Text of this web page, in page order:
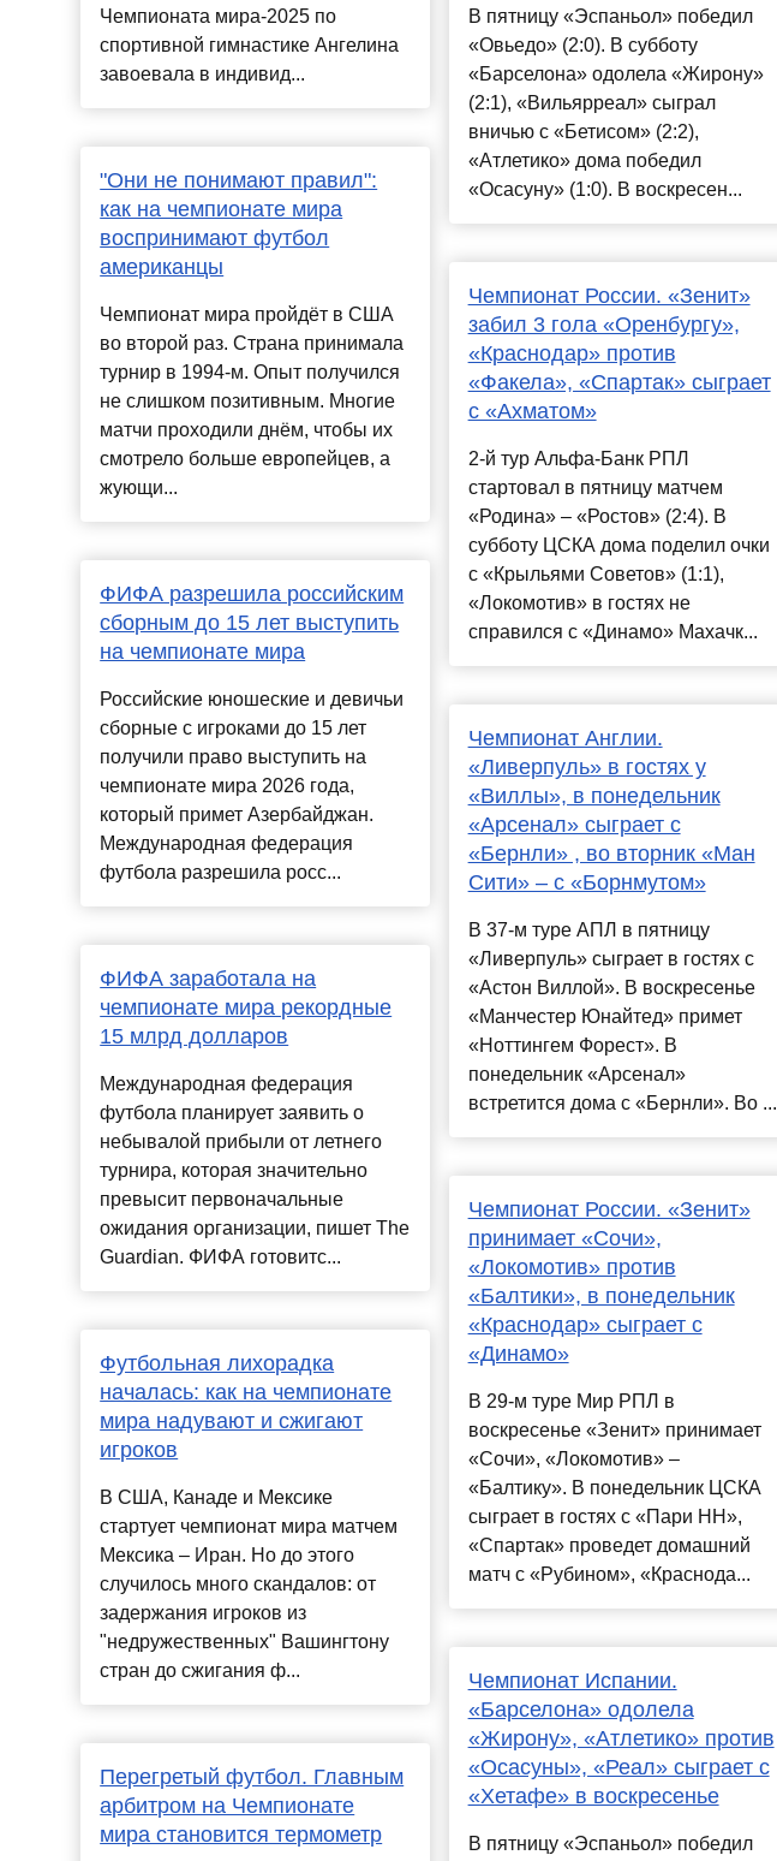
Чемпионата мира-2025 по
спортивной гимнастике Ангелина
завоевала в индивид...
"Они не понимают правил":
как на чемпионате мира
воспринимают футбол
американцы
Чемпионат мира пройдёт в США
во второй раз. Страна принимала
турнир в 1994-м. Опыт получился
не слишком позитивным. Многие
матчи проходили днём, чтобы их
смотрело больше европейцев, а
жующи...
ФИФА разрешила российским
сборным до 15 лет выступить
на чемпионате мира
Российские юношеские и девичьи
сборные с игроками до 15 лет
получили право выступить на
чемпионате мира 2026 года,
который примет Азербайджан.
Международная федерация
футбола разрешила росс...
ФИФА заработала на
чемпионате мира рекордные
15 млрд долларов
Международная федерация
футбола планирует заявить о
небывалой прибыли от летнего
турнира, которая значительно
превысит первоначальные
ожидания организации, пишет The
Guardian. ФИФА готовитс...
Футбольная лихорадка
началась: как на чемпионате
мира надувают и сжигают
игроков
В США, Канаде и Мексике
стартует чемпионат мира матчем
Мексика – Иран. Но до этого
случилось много скандалов: от
задержания игроков из
"недружественных" Вашингтону
стран до сжигания ф...
Перегретый футбол. Главным
арбитром на Чемпионате
мира становится термометр
В пятницу «Эспаньол» победил
«Овьедо» (2:0). В субботу
«Барселона» одолела «Жирону»
(2:1), «Вильярреал» сыграл
вничью с «Бетисом» (2:2),
«Атлетико» дома победил
«Осасуну» (1:0). В воскресен...
Чемпионат России. «Зенит»
забил 3 гола «Оренбургу»,
«Краснодар» против
«Факела», «Спартак» сыграет
с «Ахматом»
2-й тур Альфа-Банк РПЛ
стартовал в пятницу матчем
«Родина» – «Ростов» (2:4). В
субботу ЦСКА дома поделил очки
с «Крыльями Советов» (1:1),
«Локомотив» в гостях не
справился с «Динамо» Махачк...
Чемпионат Англии.
«Ливерпуль» в гостях у
«Виллы», в понедельник
«Арсенал» сыграет с
«Бернли» , во вторник «Ман
Сити» – с «Борнмутом»
В 37-м туре АПЛ в пятницу
«Ливерпуль» сыграет в гостях с
«Астон Виллой». В воскресенье
«Манчестер Юнайтед» примет
«Ноттингем Форест». В
понедельник «Арсенал»
встретится дома с «Бернли». Во ...
Чемпионат России. «Зенит»
принимает «Сочи»,
«Локомотив» против
«Балтики», в понедельник
«Краснодар» сыграет с
«Динамо»
В 29-м туре Мир РПЛ в
воскресенье «Зенит» принимает
«Сочи», «Локомотив» –
«Балтику». В понедельник ЦСКА
сыграет в гостях с «Пари НН»,
«Спартак» проведет домашний
матч с «Рубином», «Краснода...
Чемпионат Испании.
«Барселона» одолела
«Жирону», «Атлетико» против
«Осасуны», «Реал» сыграет с
«Хетафе» в воскресенье
В пятницу «Эспаньол» победил